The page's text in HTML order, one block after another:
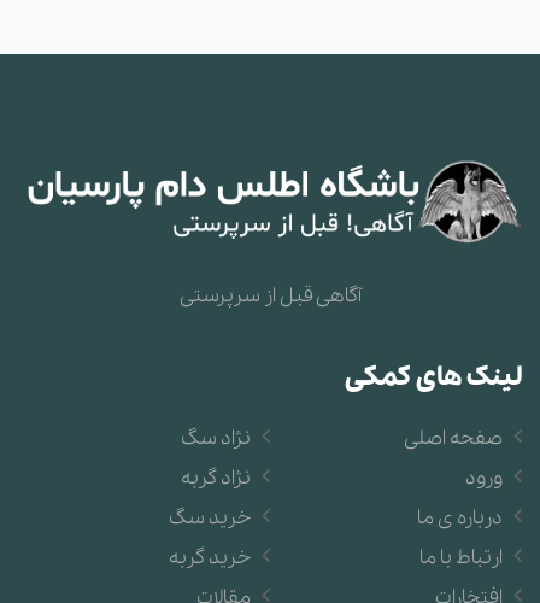
آگاهی قبل از سرپرستی
لینک های کمکی
نژاد سگ
نژاد گربه
خرید سگ
خرید گربه
صفحه اصلی
ورود
درباره ی ما
ارتباط با ما